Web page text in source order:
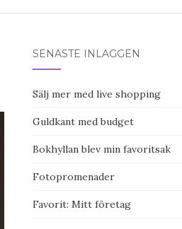
SENASTE INLÄGGEN
Sälj mer med live shopping
Guldkant med budget
Bokhyllan blev min favoritsak
Fotopromenader
Favorit: Mitt företag